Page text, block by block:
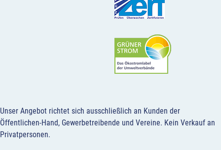
Unser Angebot richtet sich ausschließlich an Kunden der
Öffentlichen-Hand, Gewerbetreibende und Vereine. Kein Verkauf an
Privatpersonen.